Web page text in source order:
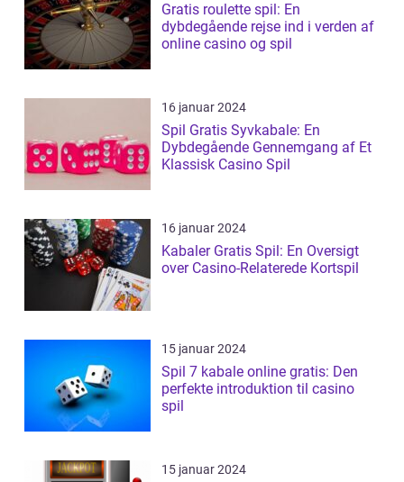
Gratis roulette spil: En
dybdegående rejse ind i verden af
online casino og spil
16 januar 2024
Spil Gratis Syvkabale: En
Dybdegående Gennemgang af Et
Klassisk Casino Spil
16 januar 2024
Kabaler Gratis Spil: En Oversigt
over Casino-Relaterede Kortspil
15 januar 2024
Spil 7 kabale online gratis: Den
perfekte introduktion til casino
spil
15 januar 2024